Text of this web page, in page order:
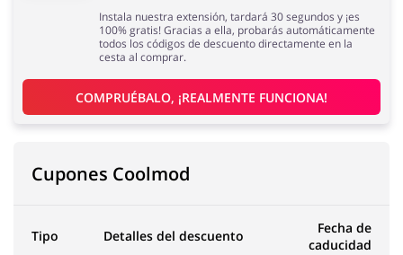
Instala nuestra extensión, tardará 30 segundos y ¡es
100% gratis! Gracias a ella, probarás automáticamente
todos los códigos de descuento directamente en la
cesta al comprar.
COMPRUÉBALO, ¡REALMENTE FUNCIONA!
Cupones Coolmod
Tipo Detalles del descuento
Fecha de
caducidad